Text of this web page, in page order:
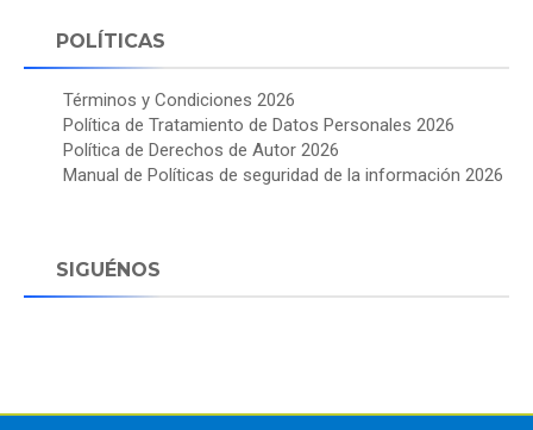
POLÍTICAS
Términos y Condiciones 2026
Política de Tratamiento de Datos Personales 2026
Política de Derechos de Autor 2026
Manual de Políticas de seguridad de la información 2026
SIGUÉNOS